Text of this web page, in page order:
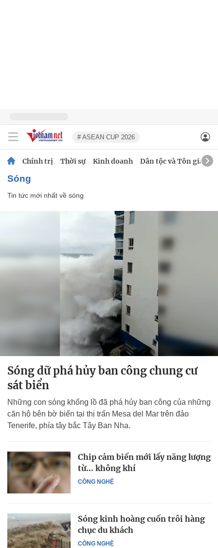
# ASEAN CUP 2026
Chính trị Thời sự Kinh doanh Dân tộc và Tôn giáo
sóng
Tin tức mới nhất về sóng
Sóng dữ phá hủy ban công chung cư
sát biển
Những con sóng khổng lồ đã phá hủy ban công của những
căn hộ bên bờ biển tại thị trấn Mesa del Mar trên đảo
Tenerife, phía tây bắc Tây Ban Nha.
CÔNG NGHỆ
Chip cảm biến mới lấy năng lượng
từ... không khí
CÔNG NGHỆ
Sóng kinh hoàng cuốn trôi hàng
chục du khách